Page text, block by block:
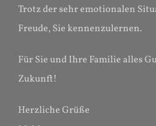
Trotz der sehr emotionalen
Freude, Sie kennenzulernen.
Für Sie und Ihre Familie alles
Zukunft!
Herzliche Grüße